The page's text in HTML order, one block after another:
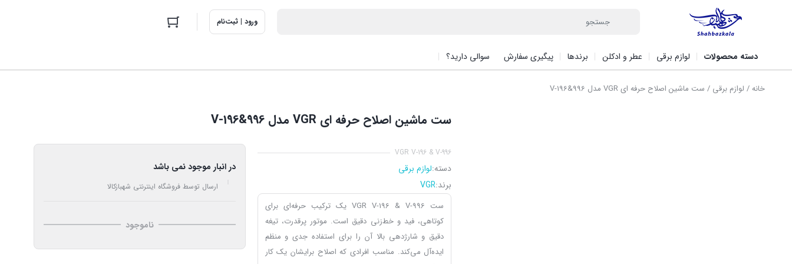
ورود | ثبت‌نام
دسته محصولات لوازم برقی عطر و ادکلن برندها پیگیری سفارش سوالی دارید؟
خانه/ لوازم برقی / ست ماشین اصلاح حرفه ای VGR مدل V-196&996
ست ماشین اصلاح حرفه ای VGR مدل V-196&996
VGR V-196 & V-996
دسته:لوازم برقی
برند:VGR
ست VGR V-196 & V-996 یک ترکیب حرفه‌ای برای
کوتاهی، فید و خط‌زنی دقیق است. موتور پرقدرت، تیغه
دقیق و شارژدهی بالا آن را برای استفاده جدی و منظم
ایده‌آل می‌کند. مناسب افرادی که اصلاح برایشان یک کار
در انبار موجود نمی باشد
ارسال توسط فروشگاه اینترنتی شهبازکالا
ناموجود